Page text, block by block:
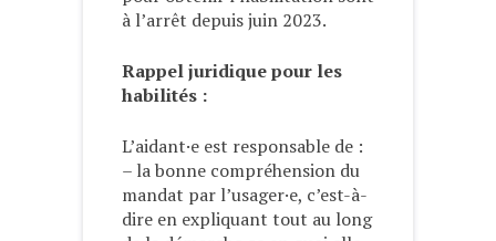
à l’arrêt depuis juin 2023.
Rappel juridique pour les
habilités :
L’aidant·e est responsable de :
– la bonne compréhension du
mandat par l’usager·e, c’est-à-
dire en expliquant tout au long